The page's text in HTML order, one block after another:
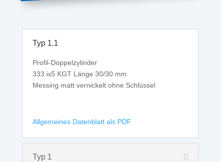
Typ 1.1
Profil-Doppelzylinder
333 ix5 KGT Länge 30/30 mm
Messing matt vernickelt ohne Schlüssel
Allgemeines Datenblatt als PDF
Typ 1